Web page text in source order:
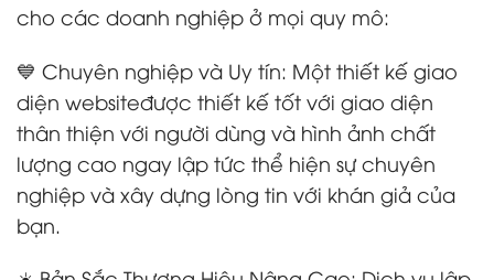
cho các doanh nghiệp ở mọi quy mô:
💙 Chuyên nghiệp và Uy tín: Một thiết kế giao
diện websiteđược thiết kế tốt với giao diện
thân thiện với người dùng và hình ảnh chất
lượng cao ngay lập tức thể hiện sự chuyên
nghiệp và xây dựng lòng tin với khán giả của
bạn.